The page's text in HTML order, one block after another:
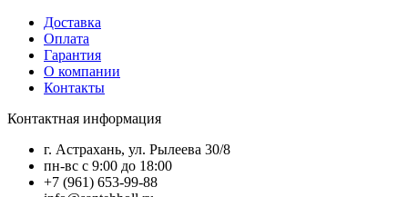
Доставка
Оплата
Гарантия
О компании
Контакты
Контактная информация
г. Астрахань, ул. Рылеева 30/8
пн-вс с 9:00 до 18:00
+7 (961) 653-99-88